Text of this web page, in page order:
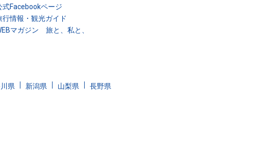
式Facebookページ
行情報・観光ガイド
マガジン 旅と、私と、
県 新潟県 山梨県
長野県